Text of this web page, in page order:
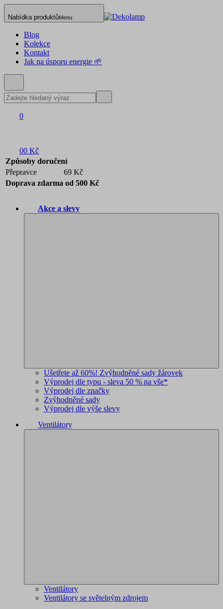
Nabídka produktůMenu
Blog
Kolekce
Kontakt
Jak na úsporu energie 🌱
0
00 Kč
Způsoby doručení
Přepravce
69 Kč
Doprava zdarma od 500 Kč
Akce a slevy
Ušetřete až 60%! Zvýhodněné sady žárovek
Výprodej dle typu - sleva 50 % na vše*
Výprodej dle značky
Zvýhodněné sady
Výprodej dle výše slevy
Ventilátory
Ventilátory
Ventilátory se světelným zdrojem